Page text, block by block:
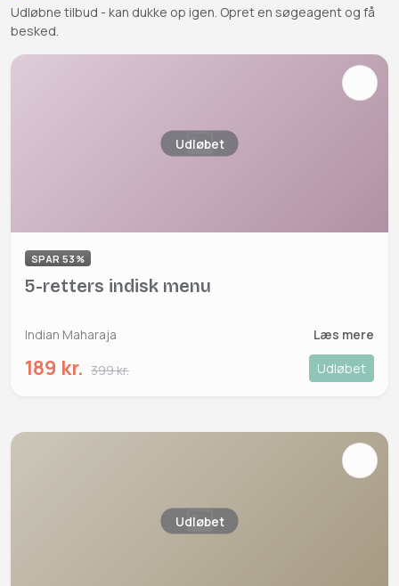
Udløbne tilbud - kan dukke op igen. Opret en søgeagent og få
besked.
Udløbet
SPAR 53%
5-retters indisk menu
Indian Maharaja Læs mere
189 kr. 399 kr. Udløbet
Udløbet